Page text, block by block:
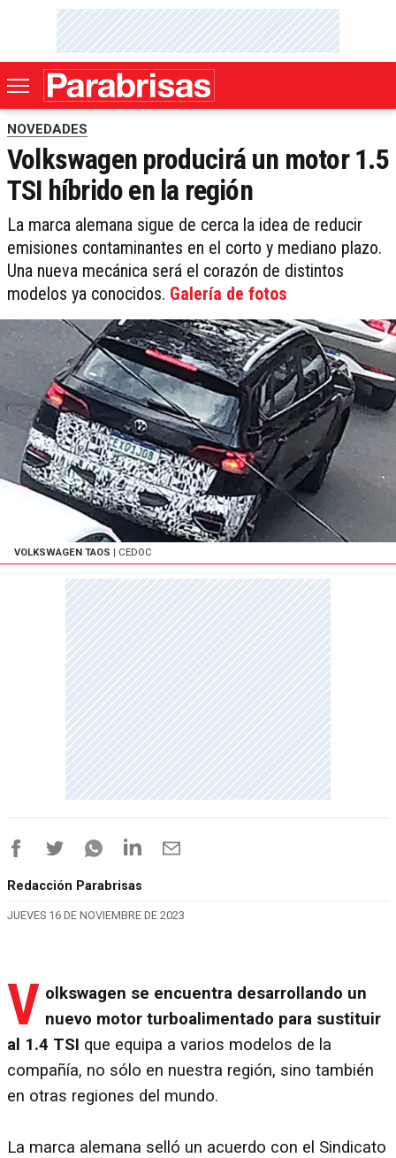
NOVEDADES
Volkswagen producirá un motor 1.5
TSI híbrido en la región
La marca alemana sigue de cerca la idea de reducir
emisiones contaminantes en el corto y mediano plazo.
Una nueva mecánica será el corazón de distintos
modelos ya conocidos. Galería de fotos
VOLKSWAGEN TAOS | CEDOC
Redacción Parabrisas
JUEVES 16 DE NOVIEMBRE DE 2023
V olkswagen se encuentra desarrollando un
nuevo motor turboalimentado para sustituir
al 1.4 TSI que equipa a varios modelos de la
compañía, no sólo en nuestra región, sino también
en otras regiones del mundo.
La marca alemana selló un acuerdo con el Sindicato